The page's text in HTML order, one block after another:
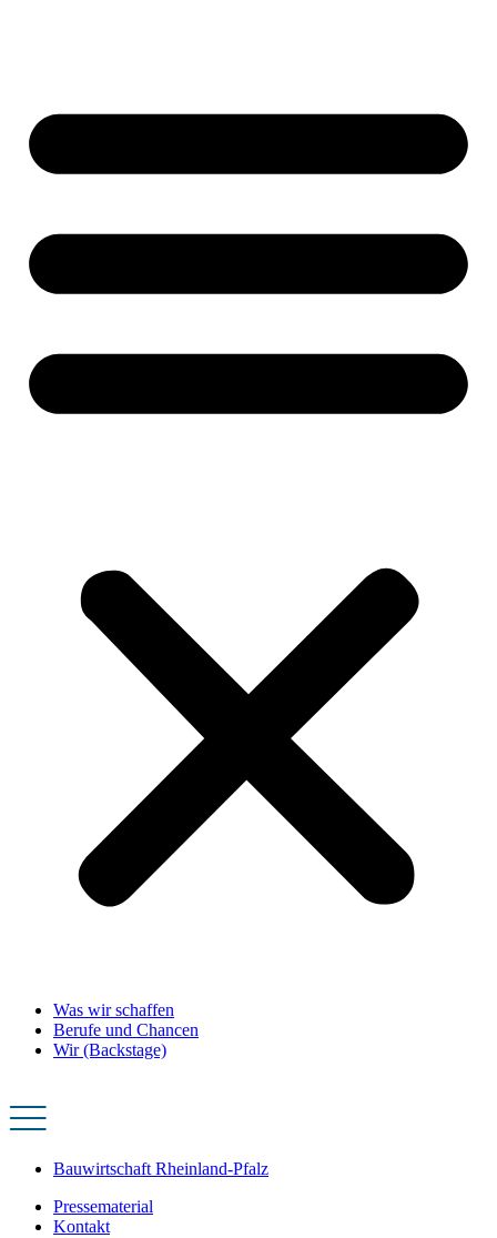
Was wir schaffen
Berufe und Chancen
Wir (Backstage)
Bauwirtschaft Rheinland-Pfalz
Pressematerial
Kontakt